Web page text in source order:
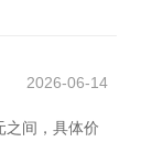
2026-06-14
之间，具体价